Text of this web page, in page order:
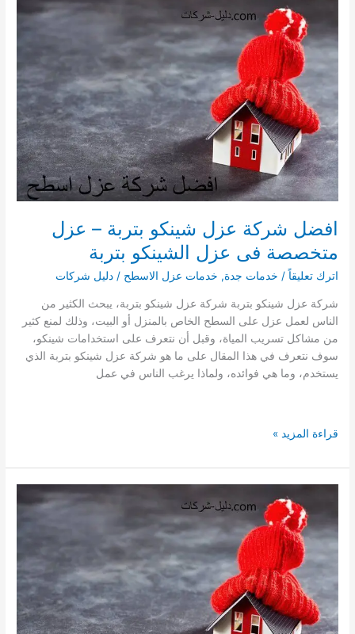
–
عزل
متخصصة
عزل
الشينكو
بخليص
افضل شركة عزل شينكو بتربة – عزل
متخصصة فى عزل الشينكو بتربة
اترك تعليقاً / خدمات جدة, خدمات عزل الاسطح /دليل شركات
شركة عزل شينكو بتربة شركة عزل شينكو بتربة، يبحث الكثير من
الناس لعمل عزل على السطح الخاص بالمنزل أو البيت، وذلك لمنع كثير
من مشاكل تسريب المياة، وقبل أن نتعرف على استخدامات شينكو،
سوف نتعرف في هذا المقال على ما هو شركة عزل شينكو بتربة الذي
يستخدم، وما هي فوائده، ولماذا يرغب الناس في عمل
افضل
عزل
شينكو
–
عزل
متخصصة
عزل
الشينكو
بتربة
قراءة المزيد »